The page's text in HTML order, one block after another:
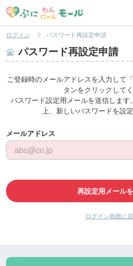
ログイン パスワード再設定申請
パスワード再設定申請
ご登録時のメールアドレスを入力して
タンをクリックしてく
パスワード設定用メールを送信しま
上、新しいパスワードを設
メールアドレス
再設定用メール
ログイン画面に